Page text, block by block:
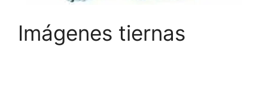
Imágenes tiernas